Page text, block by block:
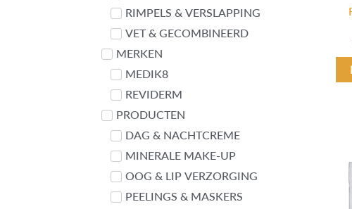
RIMPELS & VERSLAPPING
VET & GECOMBINEERD
MERKEN
MEDIK8
REVIDERM
PRODUCTEN
DAG & NACHTCREME
MINERALE MAKE-UP
OOG & LIP VERZORGING
PEELINGS & MASKERS